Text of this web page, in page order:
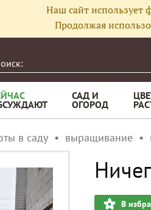
Наш сайт использует
Продолжая
САД И
ОГОРОД
в саду выращивание
В